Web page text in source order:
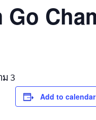
Go
ม 3
Add to calendar